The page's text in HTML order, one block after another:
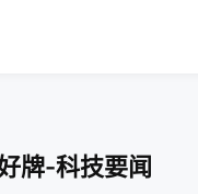
牌-科技要闻